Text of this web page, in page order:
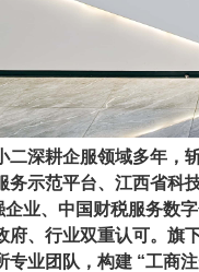
深耕企服领域多年，
务示范平台、 江西省科
业、中国财税服务数
府、行业双重认可。旗
业团队，构建 “工商